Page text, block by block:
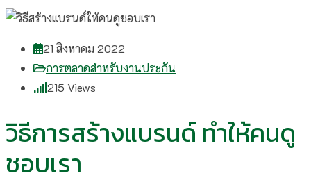
21 สิงหาคม 2022
การตลาดสำหรับงานประกัน
215 Views
วิธีการสร้างแบรนด์ ทำให้คนดู
ชอบเรา